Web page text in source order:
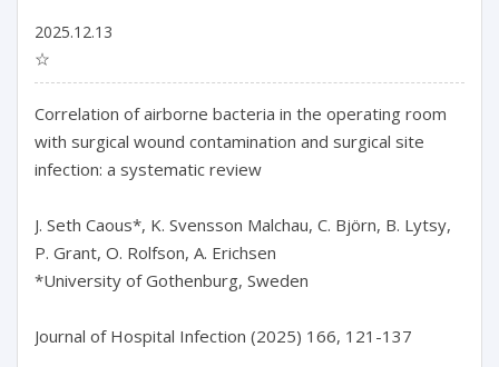
2025.12.13
☆
Correlation of airborne bacteria in the operating room
with surgical wound contamination and surgical site
infection: a systematic review
J. Seth Caous*, K. Svensson Malchau, C. Björn, B. Lytsy,
P. Grant, O. Rolfson, A. Erichsen
*University of Gothenburg, Sweden
Journal of Hospital Infection (2025) 166, 121-137